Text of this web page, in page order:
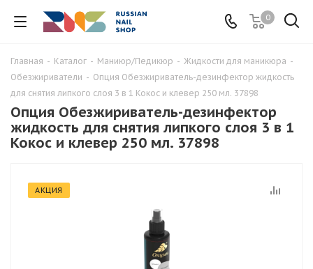
0
Главная - Каталог - Маниюр/Педикюр - Жидкости для маникюра -
Обезжириватели - Опция Обезжириватель-дезинфектор жидкость
для снятия липкого слоя 3 в 1 Кокос и клевер 250 мл. 37898
Опция Обезжириватель-дезинфектор
жидкость для снятия липкого слоя 3 в 1
Кокос и клевер 250 мл. 37898
АКЦИЯ